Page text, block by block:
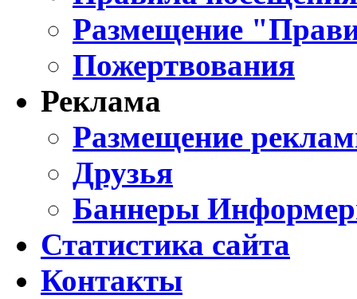
Размещение
Пожертвования
Реклама
Размещение
Друзья
Баннеры
Статистика сайта
Контакты